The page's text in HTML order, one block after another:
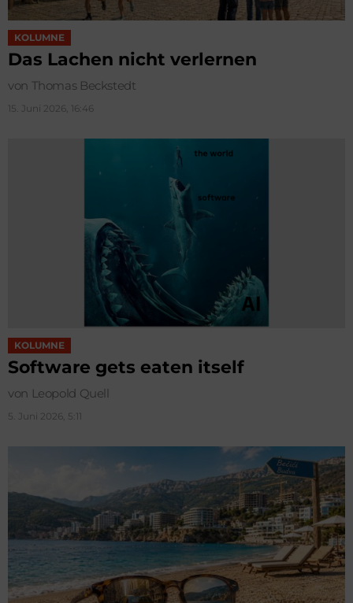
KOLUMNE
Das Lachen nicht verlernen
von Thomas Beckstedt
15. Juni 2026, 16:46
KOLUMNE
Software gets eaten itself
von Leopold Quell
5. Juni 2026, 5:11